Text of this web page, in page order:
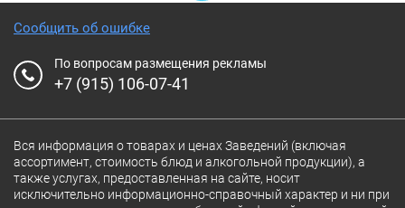
Сообщить об ошибке
По вопросам размещения рекламы
+7 (915) 106-07-41
Вся информация о товарах и ценах Заведений (включая
ассортимент, стоимость блюд и алкогольной продукции), а
также услугах, предоставленная на сайте, носит
исключительно информационно-справочный характер и ни при